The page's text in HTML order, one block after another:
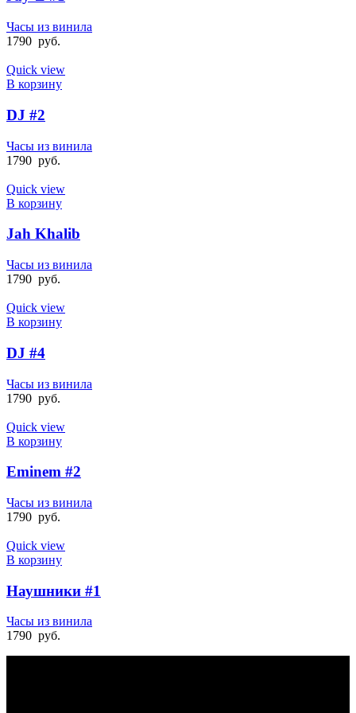
Часы из винила
1790 руб.
Quick view
В корзину
DJ #2
Часы из винила
1790 руб.
Quick view
В корзину
Jah Khalib
Часы из винила
1790 руб.
Quick view
В корзину
DJ #4
Часы из винила
1790 руб.
Quick view
В корзину
Eminem #2
Часы из винила
1790 руб.
Quick view
В корзину
Наушники #1
Часы из винила
1790 руб.